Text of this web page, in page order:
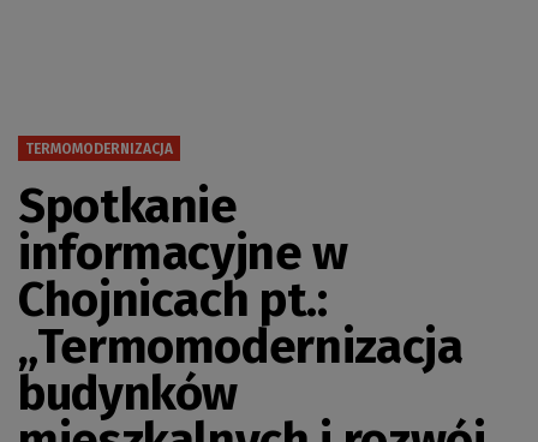
TERMOMODERNIZACJA
Spotkanie
informacyjne w
Chojnicach pt.:
„Termomodernizacja
budynków